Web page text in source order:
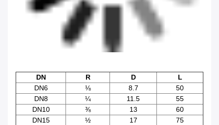
DN R D
L
DN6
⅛ 8.7
50
DN8
¼ 11.5
55
DN10
⅜ 13
60
DN15
½ 17
75